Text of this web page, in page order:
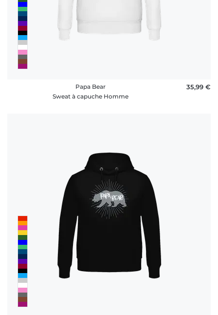
Papa Bear
Sweat à capuche Homme
35,99 €